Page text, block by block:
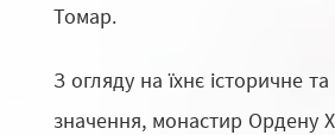
Томар.
З огляду на їхнє історичне
значення, монастир Ордену